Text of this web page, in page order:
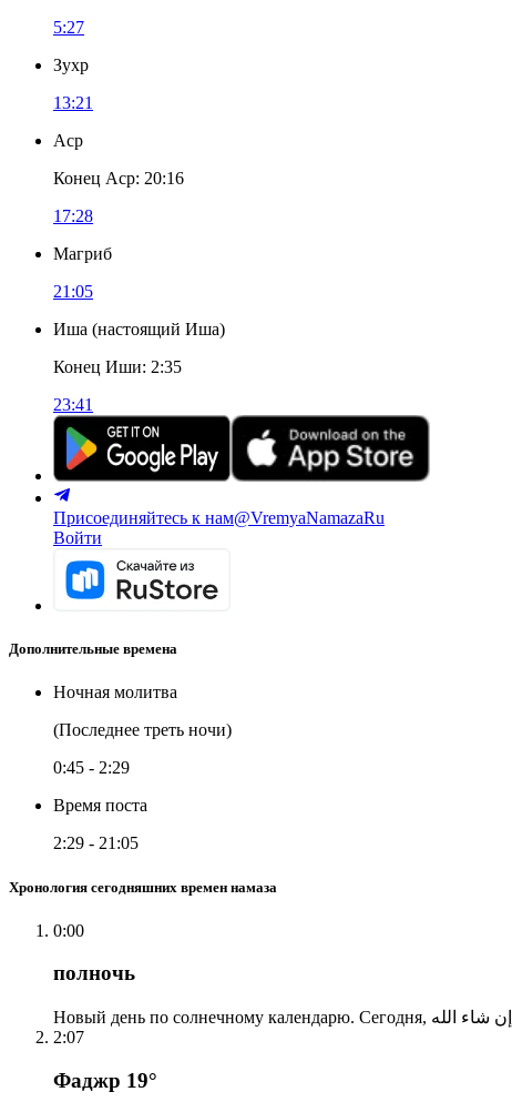
5:27
Зухр
13:21
Аср
Конец Аср: 20:16
17:28
Магриб
21:05
Иша (настоящий Иша)
Конец Иши: 2:35
23:41
Присоединяйтесь к нам@VremyaNamazaRu
Войти
Дополнительные времена
Ночная молитва
(Последнее треть ночи)
0:45 - 2:29
Время поста
2:29 - 21:05
Хронология сегодняшних времен намаза
0:00
полночь
2:07
Фаджр 19°